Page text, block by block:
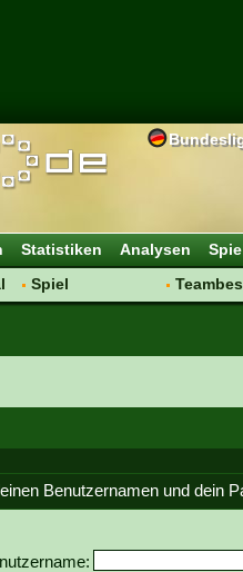
Statistiken Analysen
Spiel
Benutzernamen und dein